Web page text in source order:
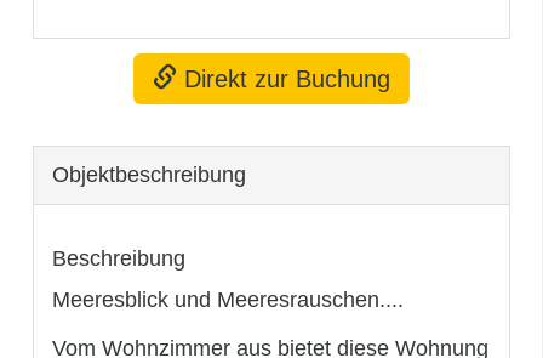
Direkt zur Buchung
Objekt­beschreibung
Beschreibung
Meeresblick und Meeresrauschen....
Vom Wohnzimmer aus bietet diese Wohnung